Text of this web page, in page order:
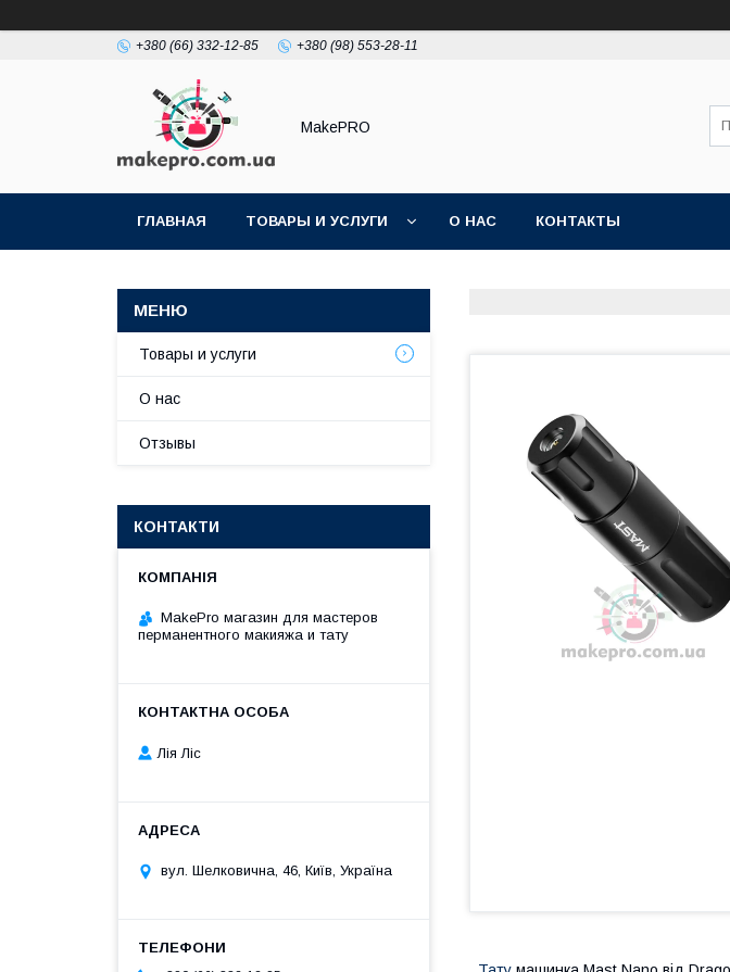
+380 (66) 332-12-85 +380 (98) 553-28-11
MakePRO
ГЛАВНАЯ ТОВАРЫ И УСЛУГИ О НАС КОНТАКТЫ
Товары и услуги
О нас
Отзывы
КОНТАКТИ
MakePro магазин для мастеров
перманентного макияжа и тату
Лія Ліс
вул. Шелковична, 46, Київ, Україна